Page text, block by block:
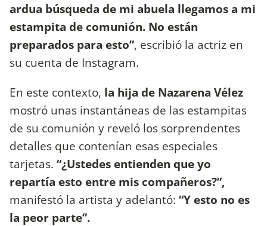
ardua búsqueda de mi abuela llegamos a mi
estampita de comunión. No están
preparados para esto”, escribió la actriz en
su cuenta de Instagram.
En este contexto, la hija de Nazarena Vélez
mostró unas instantáneas de las estampitas
de su comunión y reveló los sorprendentes
detalles que contenían esas especiales
tarjetas. “¿Ustedes entienden que yo
repartía esto entre mis compañeros?”,
manifestó la artista y adelantó: “Y esto no es
la peor parte”.